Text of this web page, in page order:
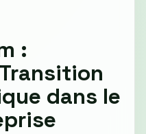
:
dans le